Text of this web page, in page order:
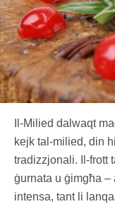
Il-Milied dalwaqt
kejk tal-milied, din
tradizzjonali. Il-frott
ġurnata u ġimgħa –
intensa, tant li